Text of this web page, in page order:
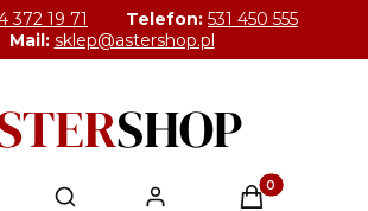
372 19 71 Telefon: 531 450 555
Mail: sklep@astershop.pl
Otwórz wyszukiwarkę Produkty w